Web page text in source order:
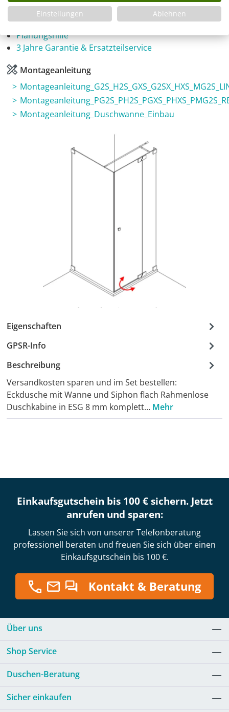
Infos
Fragen zum Artikel
Planungshilfe
3 Jahre Garantie & Ersatzteilservice
Montageanleitung
Montageanleitung_Duschwanne_Einbau
Eigenschaften
GPSR-Info
Beschreibung
Versandkosten sparen und im Set bestellen:
Eckdusche mit Wanne und Siphon flach Rahmenlose
Duschkabine in ESG 8 mm komplett… Mehr
Einkaufsgutschein bis 100 € sichern. Jetzt
anrufen und sparen:
Lassen Sie sich von unserer Telefonberatung
professionell beraten und freuen Sie sich über einen
Einkaufsgutschein bis 100 €.
Kontakt & Beratung
Über uns
Shop Service
Duschen-Beratung
Sicher einkaufen
Einstellungen
Ablehnen